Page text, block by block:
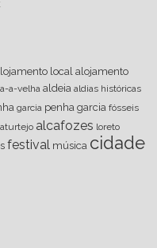
local alojamento
a-velha aldeia aldias históricas
garcia penha garcia fósseis
alcafozes loreto
festival música cidade